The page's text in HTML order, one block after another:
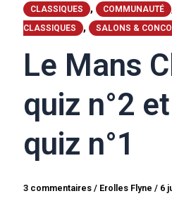
CLASSIQUES , COMMUNAUTÉ
CLASSIQUES
, SALONS &
Le Mans
quiz n°2
quiz n°1
3 commentaires / Erolles Flyne/ 6